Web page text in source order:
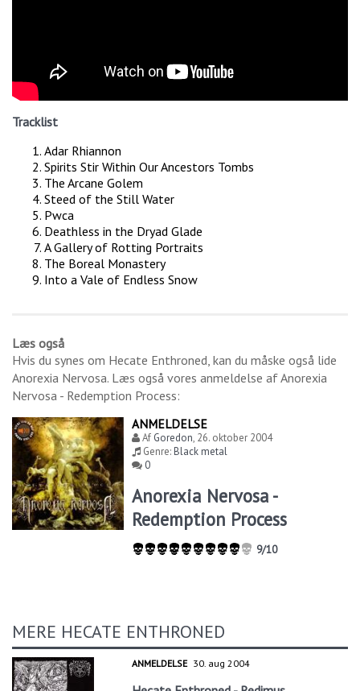
Tracklist
Adar Rhiannon
Spirits Stir Within Our Ancestors Tombs
The Arcane Golem
Steed of the Still Water
Pwca
Deathless in the Dryad Glade
A Gallery of Rotting Portraits
The Boreal Monastery
Into a Vale of Endless Snow
Læs også
Hvis du synes om Hecate Enthroned, kan du måske også lide
Anorexia Nervosa. Læs også vores anmeldelse afAnorexia
Nervosa - Redemption Process:
ANMELDELSE
Af Goredon, 26. oktober 2004
Genre:Black metal
0
Anorexia Nervosa -
Redemption Process
9/10
MERE HECATE ENTHRONED
ANMELDELSE 30. aug 2004